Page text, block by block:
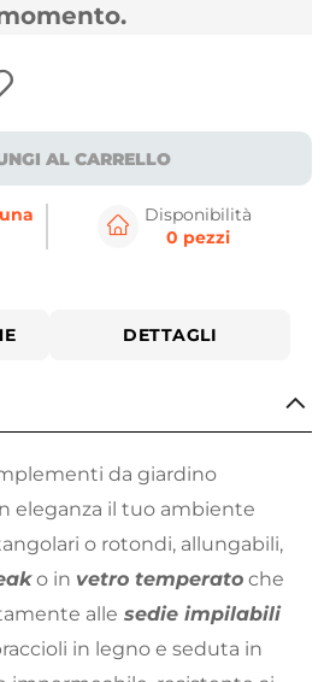
AL CARRELLO
Disponibilità
0 pezzi
DETTAGLI
da giardino
eleganza il tuo ambiente
o rotondi, allungabili,
o in vetro temperato che
alle sedie impilabili
in legno e seduta in